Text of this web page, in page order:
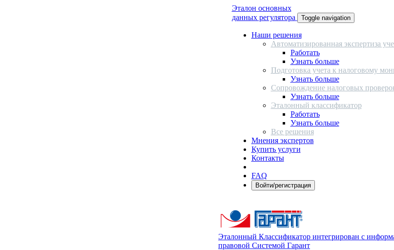
Эталон основных
данных регулятора
Toggle navigation
Наши решения
Автоматизированная экспертиза
Работать
Узнать больше
Подготовка учета к налоговому
Узнать больше
Сопровождение налоговых
Узнать больше
Эталонный классификатор
Работать
Узнать больше
Все решения
Мнения экспертов
Купить услуги
Контакты
FAQ
Войти/регистрация
Эталонный Классификатор интегрирован с
правовой Системой Гарант